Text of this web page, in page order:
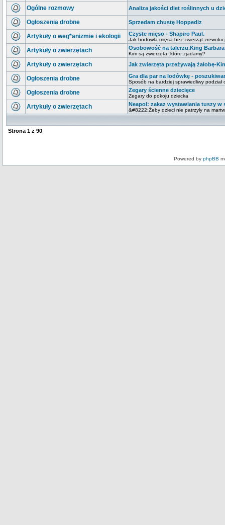
Ogólne rozmowy Analiza jakości diet roślinnych u
Ogłoszenia drobne Sprzedam chustę Hoppediz
Artykuły o weg*anizmie i ekologii Czyste mięso - Shapiro Paul.
Jak hodowla mięsa bez zwierząt
Artykuły o zwierzętach Osobowość na talerzu.King
Kim są zwierzęta, które zjadamy?
Artykuły o zwierzętach Jak zwierzęta przeżywają żałobę-
Ogłoszenia drobne Gra dla par na lodówkę -
Sposób na bardziej sprawiedliwy podział
Ogłoszenia drobne Zegary ścienne dziecięce
Zegary do pokoju dziecka
Artykuły o zwierzętach Neapol: zakaz wystawiania tuszy w
&#8222;Żeby dzieci nie patrzyły na
Strona 1 z 90
Powered by phpBB